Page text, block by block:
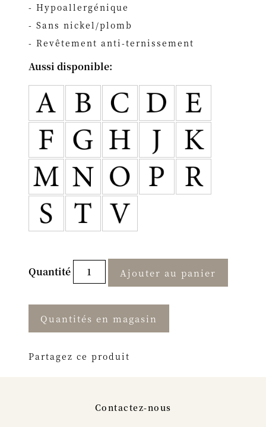
- Hypoallergénique
- Sans nickel/plomb
- Revêtement anti-ternissement
Aussi disponible:
Quantité Ajouter au panier
Quantités en magasin
Partagez ce produit
Contactez-nous